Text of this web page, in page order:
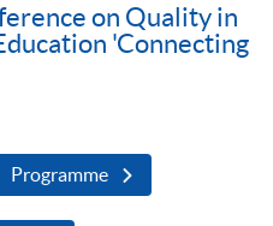
on Quality in
'Connecting
Programme